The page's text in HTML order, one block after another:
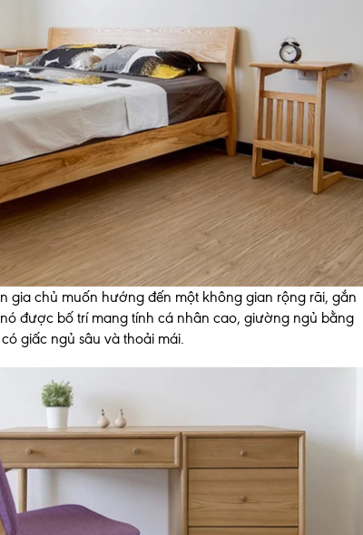
gia chủ muốn hướng đến một không gian rộng rãi, gắn
được bố trí mang tính cá nhân cao, giường ngủ bằng
giấc ngủ sâu và thoải mái.